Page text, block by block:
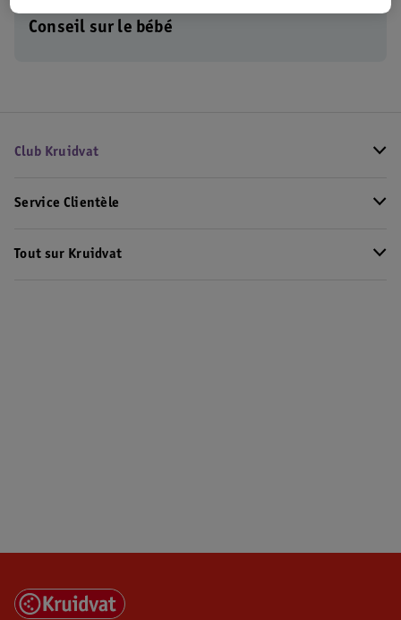
Conseil sur le bébé
Club Kruidvat
Service Clientèle
Tout sur Kruidvat